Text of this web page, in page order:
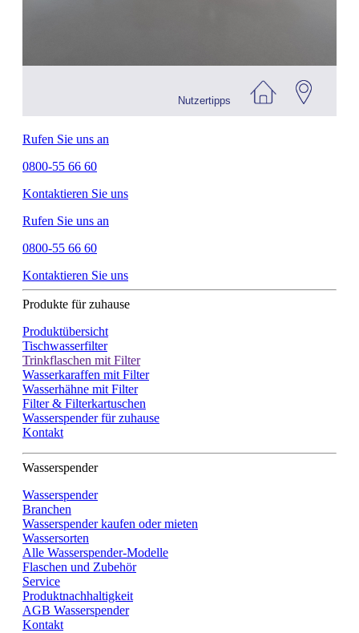
Rufen Sie uns an
0800-55 66 60
Kontaktieren Sie uns
Rufen Sie uns an
0800-55 66 60
Kontaktieren Sie uns
Produkte für zuhause
Produktübersicht
Tischwasserfilter
Trinkflaschen mit Filter
Wasserkaraffen mit Filter
Wasserhähne mit Filter
Filter & Filterkartuschen
Wasserspender für zuhause
Kontakt
Wasserspender
Wasserspender
Branchen
Wasserspender kaufen oder mieten
Wassersorten
Alle Wasserspender-Modelle
Flaschen und Zubehör
Service
Produktnachhaltigkeit
AGB Wasserspender
Kontakt